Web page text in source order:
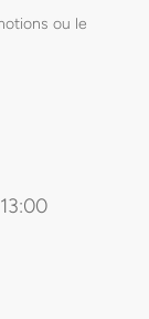
ou le